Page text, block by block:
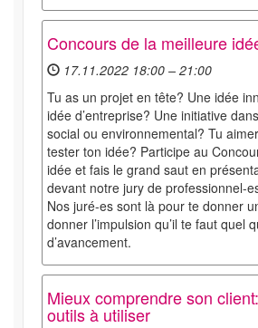
Concours de la meilleure
17.11.2022 18:00 – 21:00
Tu as un projet en tête? Une idée
idée d’entreprise? Une initiative
social ou environnemental? Tu
tester ton idée? Participe au
idée et fais le grand saut en
devant notre jury de professionnel-
Nos juré-es sont là pour te donner
donner l’impulsion qu’il te faut quel
d’avancement.
Mieux comprendre son
outils à utiliser